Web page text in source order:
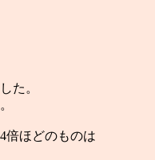
た。
倍ほどのものは